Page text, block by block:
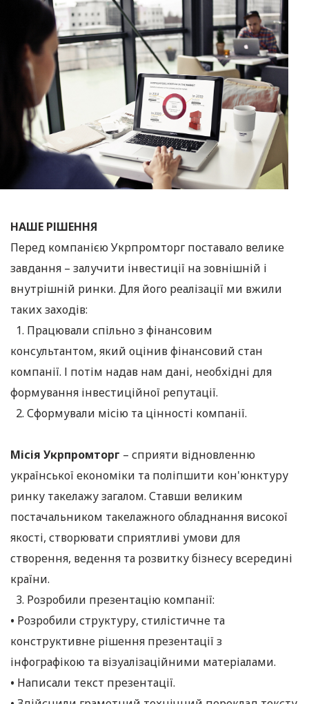
НАШЕ РІШЕННЯ
Перед компанією Укрпромторг поставало велике
завдання – залучити інвестиції на зовнішній і
внутрішній ринки. Для його реалізації ми вжили
таких заходів:
1. Працювали спільно з фінансовим
консультантом, який оцінив фінансовий стан
компанії. І потім надав нам дані, необхідні для
формування інвестиційної репутації.
2. Сформували місію та цінності компанії.
Місія Укрпромторг – сприяти відновленню
української економіки та поліпшити кон'юнктуру
ринку такелажу загалом. Ставши великим
постачальником такелажного обладнання високої
якості, створювати сприятливі умови для
створення, ведення та розвитку бізнесу всередині
країни.
3. Розробили презентацію компанії:
• Розробили структуру, стилістичне та
конструктивне рішення презентації з
інфографікою та візуалізаційними матеріалами.
• Написали текст презентації.